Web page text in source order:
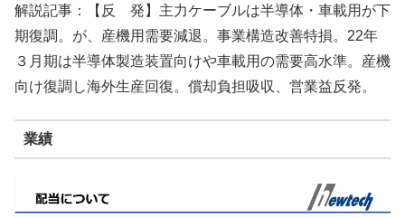
解説記事：【反 発】主力ケーブルは半導体・車載用が下
期復調。が、産機用需要減退。事業構造改善特損。22年
３月期は半導体製造装置向けや車載用の需要高水準。産機
向け復調し海外生産回復。償却負担吸収、営業益反発。
業績